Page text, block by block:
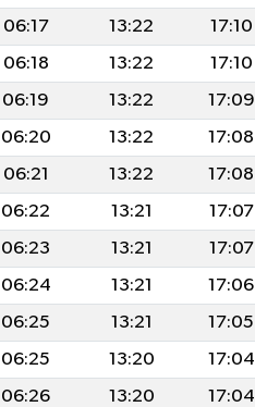
06:17 13:22 17:10
06:18 13:22 17:10
06:19 13:22 17:09
06:20 13:22 17:08
06:21 13:22 17:08
06:22 13:21 17:07
06:23 13:21 17:07
06:24 13:21 17:06
06:25 13:21 17:05
06:25 13:20 17:04
06:26 13:20 17:04